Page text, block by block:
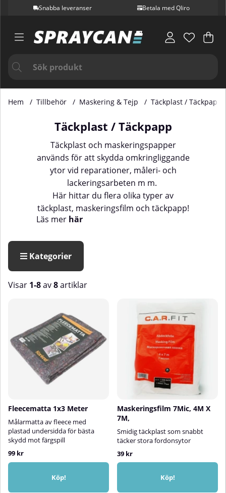
Snabba leveranser Betala med Qliro
.
Hem Tillbehör Maskering & Tejp Täckplast / Täckpapp
Täckplast / Täckpapp
Täckplast och maskeringspapper
används för att skydda omkringliggande
ytor vid reparationer, måleri- och
lackeringsarbeten m m.
Här hittar du flera olika typer av
täckplast, maskeringsfilm och täckpapp!
Läs mer här
Kategorier
Visar 1-8av8artiklar
Fleecematta 1x3 Meter
Målarmatta av fleece med
plastad undersidda för bästa
skydd mot färgspill
99 kr
Köp!
Maskeringsfilm 7Mic, 4M X
7M,
Smidig täckplast som snabbt
täcker stora fordonsytor
39 kr
Köp!